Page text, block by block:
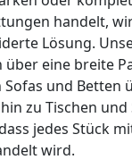
handelt,
Lösung.
über eine breite
Sofas und Betten
zu Tischen
jedes Stück
wird.